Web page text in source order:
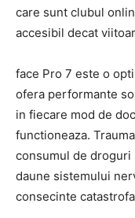
care sunt clubul
accesibil decat
face Pro 7 este o
ofera performante
in fiecare mod de
functioneaza.
consumul de
daune sistemului
consecinte